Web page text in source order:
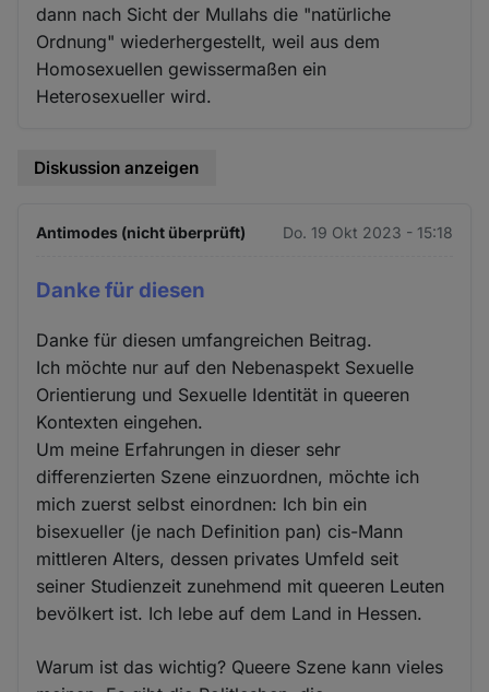
dann nach Sicht der Mullahs die "natürliche
Ordnung" wiederhergestellt, weil aus dem
Homosexuellen gewissermaßen ein
Heterosexueller wird.
Diskussion anzeigen
Antimodes (nicht überprüft) Do. 19 Okt 2023 - 15:18
Danke für diesen
Danke für diesen umfangreichen Beitrag.
Ich möchte nur auf den Nebenaspekt Sexuelle
Orientierung und Sexuelle Identität in queeren
Kontexten eingehen.
Um meine Erfahrungen in dieser sehr
differenzierten Szene einzuordnen, möchte ich
mich zuerst selbst einordnen: Ich bin ein
bisexueller (je nach Definition pan) cis-Mann
mittleren Alters, dessen privates Umfeld seit
seiner Studienzeit zunehmend mit queeren Leuten
bevölkert ist. Ich lebe auf dem Land in Hessen.
Warum ist das wichtig? Queere Szene kann vieles